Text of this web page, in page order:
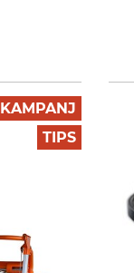
KAMPANJ
TIPS